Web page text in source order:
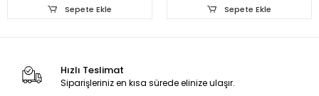
Sepete Ekle Sepete Ekle
Hızlı Teslimat
Siparişleriniz en kısa sürede elinize ulaşır.